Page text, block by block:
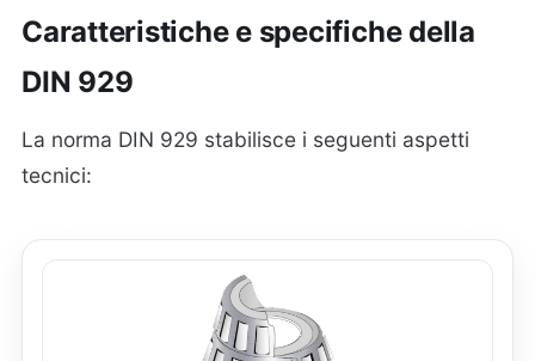
Caratteristiche e specifiche della
DIN 929
La norma DIN 929 stabilisce i seguenti aspetti
tecnici: